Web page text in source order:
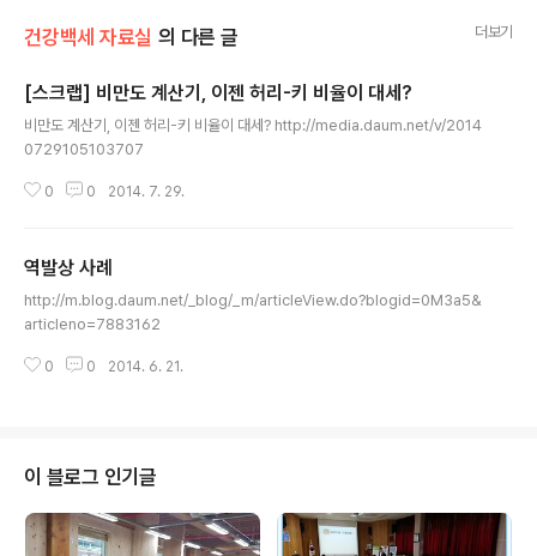
건강백세 자료실 의 다른 글 더보기
[스크랩] 비만도 계산기, 이젠 허리-키 비율이 대세?
비만도 계산기, 이젠 허리-키 비율이 대세? http://media.daum.net/v/2014
0729105103707
0 0 2014. 7. 29.
역발상 사례
http://m.blog.daum.net/_blog/_m/articleView.do?blogid=0M3a5&
articleno=7883162
0 0 2014. 6. 21.
이 블로그 인기글